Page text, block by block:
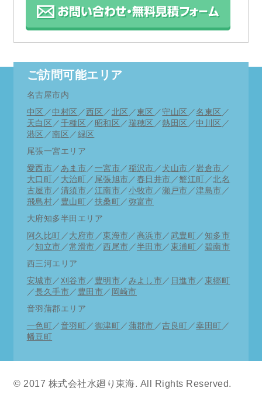
ご訪問可能エリア
名古屋市内
中区 ／中村区 ／西区 ／ 北区 ／東区 ／守山区 ／ 名東区 ／
天白区 ／ 千種区 ／ 昭和区 ／ 瑞穂区 ／ 熱田区 ／中川区 ／
港区 ／南区 ／ 緑区
尾張一宮エリア
愛西市 ／ あま市 ／ 一宮市 ／ 稲沢市 ／ 犬山市 ／ 岩倉市 ／
大口町 ／ 大治町 ／ 尾張旭市 ／ 春日井市 ／蟹江町 ／北名
古屋市 ／ 清須市 ／ 江南市 ／ 小牧市 ／瀬戸市 ／津島市 ／
飛島村 ／ 豊山町 ／ 扶桑町 ／ 弥富市
大府知多半田エリア
阿久比町 ／ 大府市 ／東海市 ／ 高浜市 ／ 武豊町 ／ 知多市
／知立市 ／常滑市 ／西尾市 ／半田市 ／ 東浦町 ／ 碧南市
西三河エリア
安城市 ／ 刈谷市 ／ 豊明市 ／ みよし市 ／ 日進市 ／ 東郷町
／長久手市 ／ 豊田市 ／ 岡崎市
音羽蒲郡エリア
一色町 ／ 音羽町 ／ 御津町 ／ 蒲郡市 ／吉良町 ／幸田町 ／
幡豆町
© 2017 株式会社水廻り東海. All Rights Reserved.